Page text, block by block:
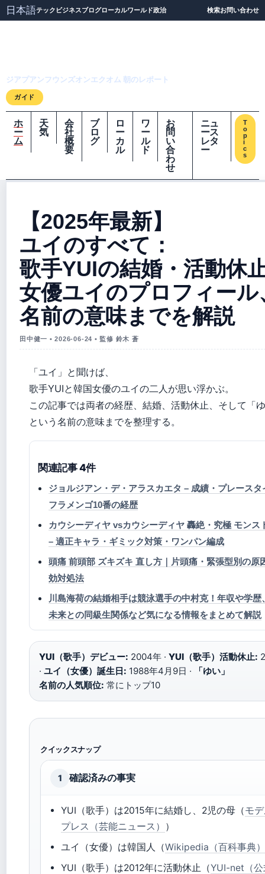
日本語テック ビジネスブログローカルワールド政治 検索お問い合わせ
ジアプアンフウンズオンエクオム 朝のレポート
ガイド
ホ
ー
ム
天
気
会
社
概
要
ブ
ロ
グ
ロ
ー
カ
ル
ワ
ー
ル
ド
お
問
い
合
わ
せ
ニュ
ース
レタ
ー
T
o
p
i
c
s
【2025年最新】
ユイのすべて：
歌手YUIの結婚・活動休
女優ユイのプロフィール
名前の意味までを解説
田中健一 • 2026-06-24 • 監修 鈴木 蒼
「ユイ」と聞けば、
歌手YUIと韓国女優のユイの二人が思い浮かぶ。
この記事では両者の経歴、結婚、活動休止、そして「
という名前の意味までを整理する。
関連記事 4件
ジョルジアン・デ・アラスカエタ – 成績・プレースタ
フラメンゴ10番の経歴
カウシーディヤ vsカウシーディヤ 轟絶・究極 モンス
– 適正キャラ・ギミック対策・ワンパン編成
頭痛 前頭部 ズキズキ 直し方｜片頭痛・緊張型別の原
効対処法
川島海荷の結婚相手は競泳選手の中村克！年収や学歴
未来との同級生関係など気になる情報をまとめて解説
YUI（歌手）デビュー: 2004年 · YUI（歌手）活動休止:
· ユイ（女優）誕生日: 1988年4月9日 ·
「ゆい」
名前の人気順位: 常にトップ10
クイックスナップ
1 確認済みの事実
YUI（歌手）は2015年に結婚し、2児の母（モ
プレス（芸能ニュース） ）
ユイ（女優）は韓国人（Wikipedia（百科事典
YUI（歌手）は2012年に活動休止（YUI-net（